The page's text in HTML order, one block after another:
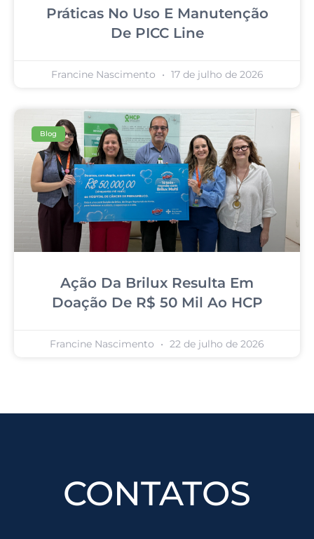
Práticas No Uso E Manutenção
De PICC Line
Francine Nascimento 17 de julho de 2026
Blog
Ação Da Brilux Resulta Em
Doação De R$ 50 Mil Ao HCP
Francine Nascimento 22 de julho de 2026
CONTATOS